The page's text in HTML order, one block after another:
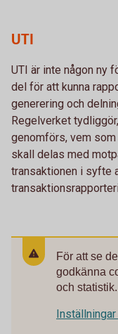
UTI
UTI är inte någon ny
del för att kunna
generering och
Regelverket
genomförs, vem som
skall delas med
transaktionen i syfte
För att se
godkänna
och statistik.